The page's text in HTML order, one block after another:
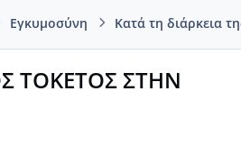
Εγκυμοσύνη Κατά τη διάρκεια
ΤΟΚΕΤΟΣ ΣΤΗΝ